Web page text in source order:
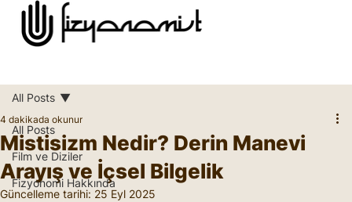
All Posts
Film ve Diziler
Fizyonomi Hakkında
All Posts
Mistisizm Nedir? Derin Manevi
Arayış ve İçsel Bilgelik
4 dakikada okunur
Güncelleme tarihi: 25 Eyl 2025